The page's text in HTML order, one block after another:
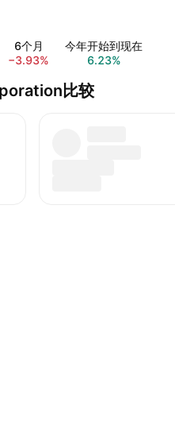
6个月
−3.93%
今年开始到现在
6.23%
比较